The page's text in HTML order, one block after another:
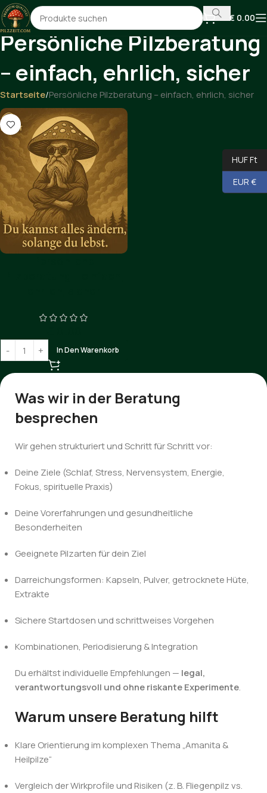
€ 0.00
Persönliche Pilzberatung
– einfach, ehrlich, sicher
Startseite Persönliche Pilzberatung – einfach, ehrlich, sicher
In Den Warenkorb
Was wir in der Beratung
besprechen
Wir gehen strukturiert und Schritt für Schritt vor:
Deine Ziele (Schlaf, Stress, Nervensystem, Energie,
Fokus, spirituelle Praxis)
Deine Vorerfahrungen und gesundheitliche
Besonderheiten
Geeignete Pilzarten für dein Ziel
Darreichungsformen: Kapseln, Pulver, getrocknete Hüte,
Extrakte
Sichere Startdosen und schrittweises Vorgehen
Kombinationen, Periodisierung & Integration
Du erhältst individuelle Empfehlungen — legal,
verantwortungsvoll und ohne riskante Experimente.
Warum unsere Beratung hilft
Klare Orientierung im komplexen Thema „Amanita &
Heilpilze“
Vergleich der Wirkprofile und Risiken (z. B. Fliegenpilz vs.
HUF Ft
EUR €